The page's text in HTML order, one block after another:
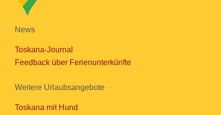
News
Toskana-Journal
Feedback über Ferienunterkünfte
Weitere Urlaubsangebote
Toskana mit Hund